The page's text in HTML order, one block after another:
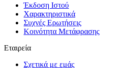
Έκδοση Ιστού
Χαρακτηριστικά
Συχνές Ερωτήσεις
Κοινότητα Μετάφρασης
Εταιρεία
Σχετικά με εμάς